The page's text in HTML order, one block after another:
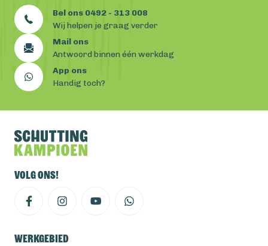
Bel ons 0492 - 313 008
Wij helpen je graag verder
Mail ons
Antwoord binnen één werkdag
App ons
Handig toch?
Volg ons!
Werkgebied